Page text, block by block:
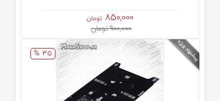
850,000 تومان
900,000 تومان
35 %